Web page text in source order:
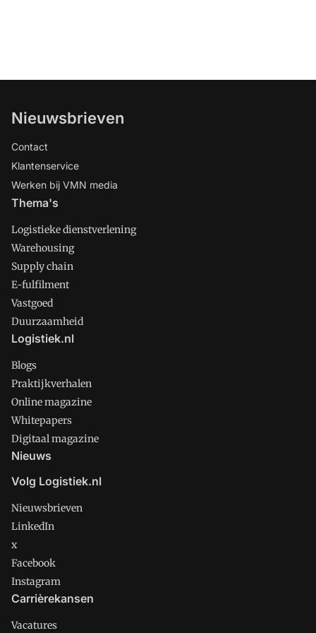
Nieuwsbrieven
Contact
Klantenservice
Werken bij VMN media
Thema's
Logistieke dienstverlening
Warehousing
Supply chain
E-fulfilment
Vastgoed
Duurzaamheid
Logistiek.nl
Blogs
Praktijkverhalen
Online magazine
Whitepapers
Digitaal magazine
Nieuws
Volg Logistiek.nl
Nieuwsbrieven
LinkedIn
x
Facebook
Instagram
Carrièrekansen
Vacatures